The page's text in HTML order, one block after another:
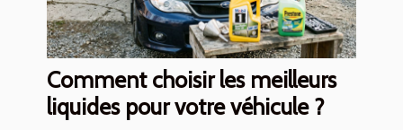
Comment choisir les meilleurs
liquides pour votre véhicule ?